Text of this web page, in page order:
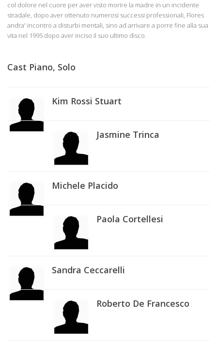
col dolore nel cuore per aver visto morire la madre in un incidente
stradale, dopo aver ottenuto numerosi successi professionali, Flores
andra' incontro a disturbi mentali, sino ad arrivare a porre fine alla sua
vita nel 1995 dopo aver inciso il suo ultimo disco.
Cast Piano, Solo
Kim Rossi Stuart
Jasmine Trinca
Michele Placido
Paola Cortellesi
Sandra Ceccarelli
Roberto De Francesco